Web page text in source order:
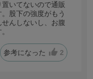
いてないので通販
股下の強度がもう
んしないし、お腹
参考になった 2